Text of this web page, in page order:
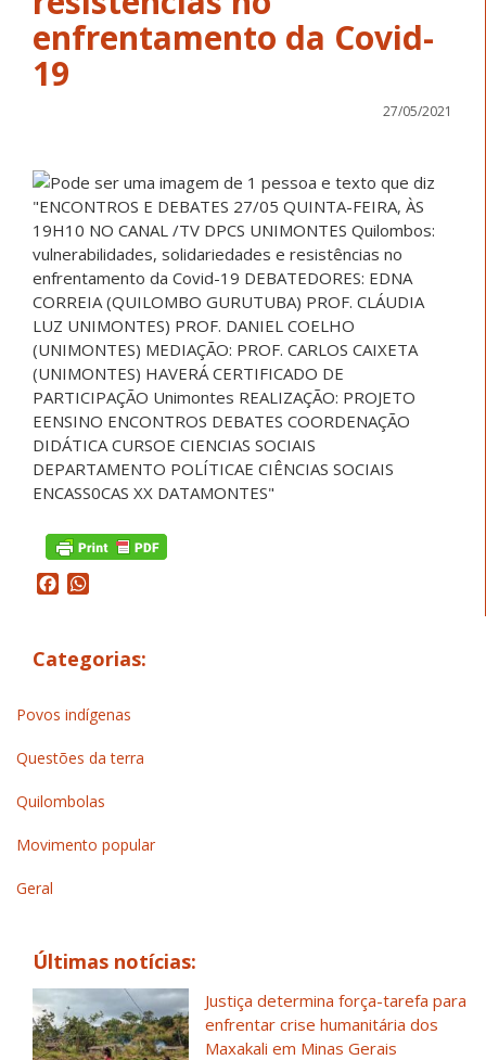
enfrentamento da Covid-
19
27/05/2021
Facebook
Categorias:
Povos indígenas
Questões da terra
Quilombolas
Movimento popular
Geral
Últimas notícias:
Justiça determina força-tarefa para
enfrentar crise humanitária dos
Maxakali em Minas Gerais